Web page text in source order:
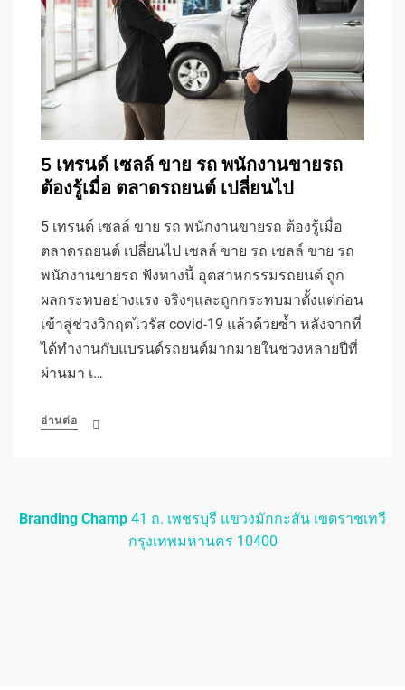
5 เทรนด์ เซลล์ ขาย รถ พนักงานขายรถ
ต้องรู้เมื่อ ตลาดรถยนต์ เปลี่ยนไป
5 เทรนด์ เซลล์ ขาย รถ พนักงานขายรถ ต้องรู้เมื่อ
ตลาดรถยนต์ เปลี่ยนไป เซลล์ ขาย รถ เซลล์ ขาย รถ
พนักงานขายรถ ฟังทางนี้ อุตสาหกรรมรถยนต์ ถูก
ผลกระทบอย่างแรง จริงๆและถูกกระทบมาตั้งแต่ก่อน
เข้าสู่ช่วงวิกฤตไวรัส covid-19 แล้วด้วยซ้ำ หลังจากที่
ได้ทำงานกับแบรนด์รถยนต์มากมายในช่วงหลายปีที่
ผ่านมา เ…
อ่านต่อ
Branding Champ 41 ถ. เพชรบุรี แขวงมักกะสัน เขตราชเทวี
กรุงเทพมหานคร 10400